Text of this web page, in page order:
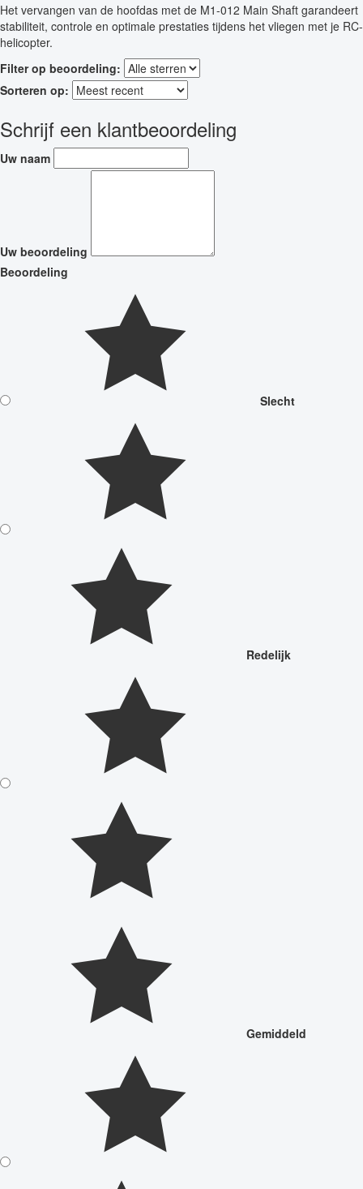
Het vervangen van de hoofdas met de M1-012 Main Shaft garandeert
stabiliteit, controle en optimale prestaties tijdens het vliegen met je RC-
helicopter.
Filter op beoordeling:
Sorteren op:
Schrijf een klantbeoordeling
Uw naam
Uw beoordeling
Beoordeling
Slecht
Redelijk
Gemiddeld